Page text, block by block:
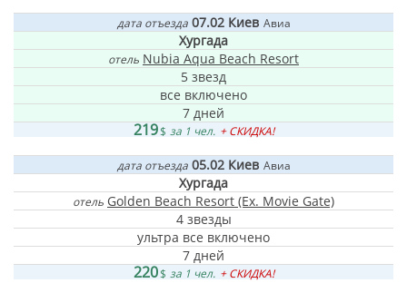
дата отъезда 07.02Киев Авиа
Хургада
отель Nubia Aqua Beach Resort
5 звезд
все включено
7 дней
219$ за 1 чел. + СКИДКА!
дата отъезда 05.02Киев Авиа
Хургада
отель Golden Beach Resort (Ex. Movie Gate)
4 звезды
ультра все включено
7 дней
220$ за 1 чел. + СКИДКА!